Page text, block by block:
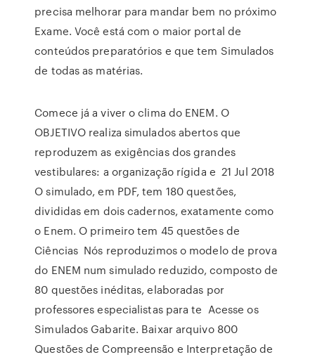
precisa melhorar para mandar bem no próximo
Exame. Você está com o maior portal de
conteúdos preparatórios e que tem Simulados
de todas as matérias.
Comece já a viver o clima do ENEM. O
OBJETIVO realiza simulados abertos que
reproduzem as exigências dos grandes
vestibulares: a organização rígida e 21 Jul 2018
O simulado, em PDF, tem 180 questões,
divididas em dois cadernos, exatamente como
o Enem. O primeiro tem 45 questões de
Ciências Nós reproduzimos o modelo de prova
do ENEM num simulado reduzido, composto de
80 questões inéditas, elaboradas por
professores especialistas para te Acesse os
Simulados Gabarite. Baixar arquivo 800
Questões de Compreensão e Interpretação de